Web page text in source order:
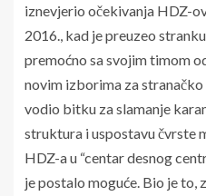
iznevjerio očekivanja HDZ-
2016., kad je preuzeo
premoćno sa svojim timom
novim izborima za
vodio bitku za slamanje
struktura i uspostavu čvrste
HDZ-a u “centar desnog
je postalo moguće. Bio je to,